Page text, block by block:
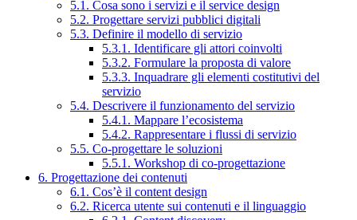
5.1. Cosa sono i servizi e il service design
5.2. Progettare servizi pubblici digitali
5.3. Definire il modello di servizio
5.3.1. Identificare gli attori coinvolti
5.3.2. Formulare la proposta di valore
5.3.3. Inquadrare gli elementi costitutivi del
servizio
5.4. Descrivere il funzionamento del servizio
5.4.1. Mappare l’ecosistema
5.4.2. Rappresentare i flussi di servizio
5.5. Co-progettare le soluzioni
5.5.1. Workshop di co-progettazione
6. Progettazione dei contenuti
6.1. Cos’è il content design
6.2. Ricerca utente sui contenuti e il linguaggio